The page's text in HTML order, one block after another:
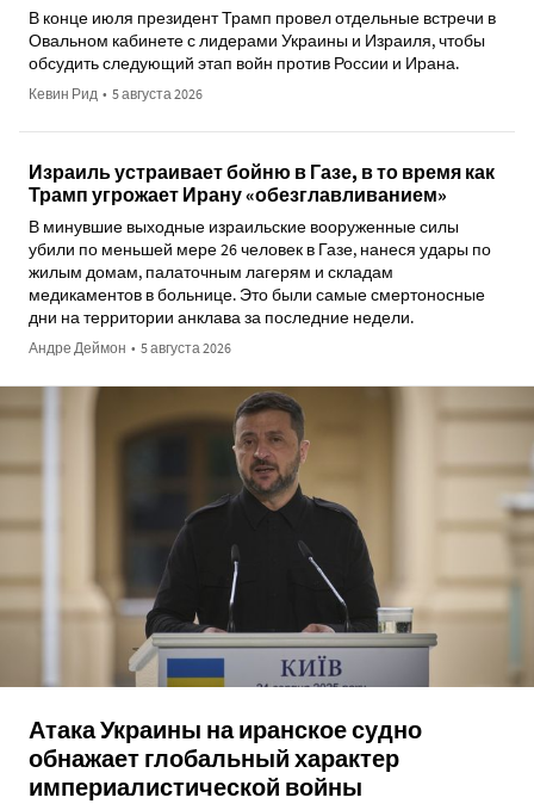
В конце июля президент Трамп провел отдельные встречи в
Овальном кабинете с лидерами Украины и Израиля, чтобы
обсудить следующий этап войн против России и Ирана.
Кевин Рид • 5 августа 2026
Израиль устраивает бойню в Газе, в то время как
Трамп угрожает Ирану «обезглавливанием»
В минувшие выходные израильские вооруженные силы
убили по меньшей мере 26 человек в Газе, нанеся удары по
жилым домам, палаточным лагерям и складам
медикаментов в больнице. Это были самые смертоносные
дни на территории анклава за последние недели.
Андре Деймон • 5 августа 2026
Атака Украины на иранское судно
обнажает глобальный характер
империалистической войны